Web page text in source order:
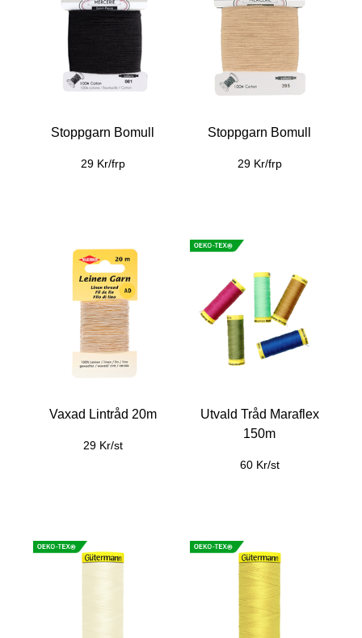
Stoppgarn Bomull
29 Kr/frp
Stoppgarn Bomull
29 Kr/frp
Vaxad Lintråd 20m
29 Kr/st
Utvald Tråd Maraflex
150m
60 Kr/st